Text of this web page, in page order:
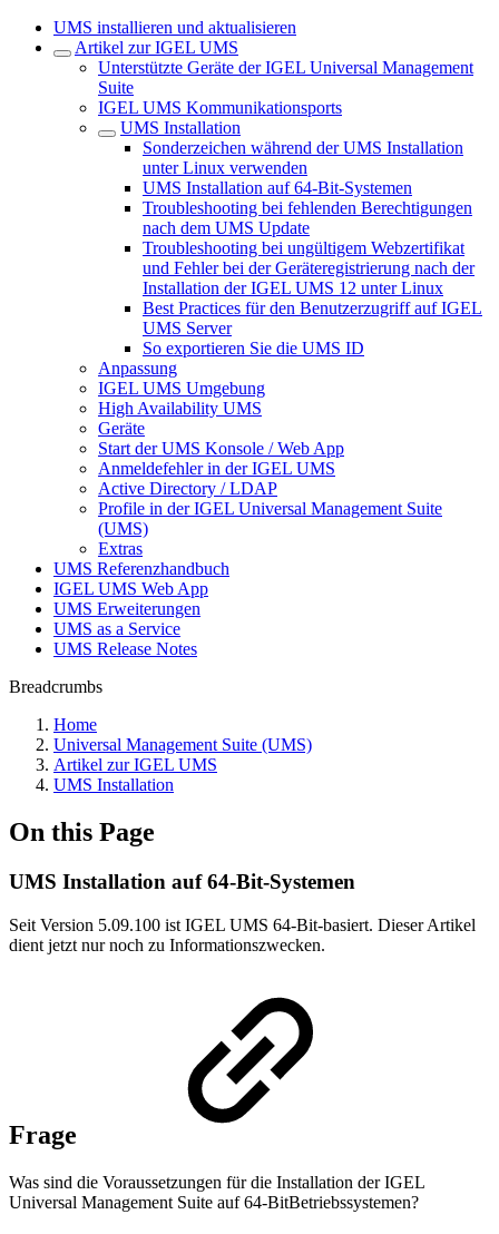
UMS installieren und aktualisieren
Artikel zur IGEL UMS
Unterstützte Geräte der IGEL Universal Management
Suite
IGEL UMS Kommunikationsports
UMS Installation
Sonderzeichen während der UMS Installation
unter Linux verwenden
UMS Installation auf 64-Bit-Systemen
Troubleshooting bei fehlenden Berechtigungen
nach dem UMS Update
Troubleshooting bei ungültigem Webzertifikat
und Fehler bei der Geräteregistrierung nach der
Installation der IGEL UMS 12 unter Linux
Best Practices für den Benutzerzugriff auf IGEL
UMS Server
So exportieren Sie die UMS ID
Anpassung
IGEL UMS Umgebung
High Availability UMS
Geräte
Start der UMS Konsole / Web App
Anmeldefehler in der IGEL UMS
Active Directory / LDAP
Profile in der IGEL Universal Management Suite
(UMS)
Extras
UMS Referenzhandbuch
IGEL UMS Web App
UMS Erweiterungen
UMS as a Service
UMS Release Notes
Breadcrumbs
Home
Universal Management Suite (UMS)
Artikel zur IGEL UMS
UMS Installation
On this Page
UMS Installation auf 64-Bit-Systemen
Seit Version 5.09.100 ist IGEL UMS 64-Bit-basiert. Dieser Artikel
dient jetzt nur noch zu Informationszwecken.
Frage
Was sind die Voraussetzungen für die Installation der IGEL
Universal Management Suite auf 64-BitBetriebssystemen?